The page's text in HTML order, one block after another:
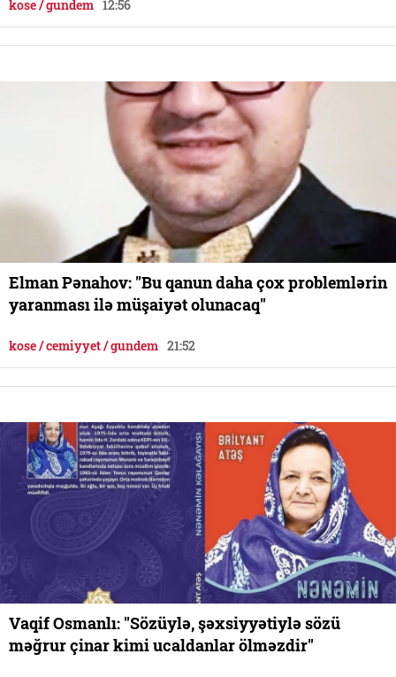
kose / gundem 12:56
Elman Pənahov: "Bu qanun daha çox problemlərin
yaranması ilə müşaiyət olunacaq"
kose / cemiyyet / gundem 21:52
Vaqif Osmanlı: "Sözüylə, şəxsiyyətiylə sözü
məğrur çinar kimi ucaldanlar ölməzdir"